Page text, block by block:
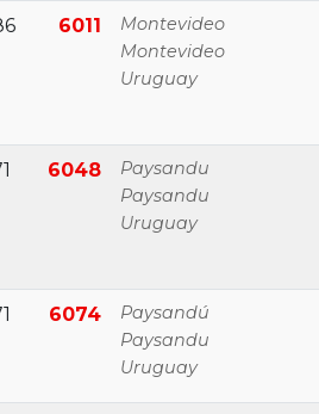
6011
Montevideo
Montevideo
Uruguay
6048
Paysandu
Paysandu
Uruguay
6074
Paysandú
Paysandu
Uruguay